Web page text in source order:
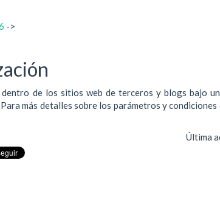
->
de los sitios web de terceros y blogs bajo
más detalles sobre los parámetros y
Última